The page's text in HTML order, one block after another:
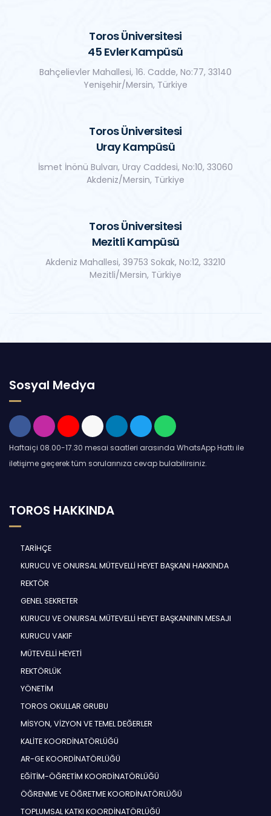
Toros Üniversitesi
45 Evler Kampüsü
Bahçelievler Mahallesi, 16. Cadde, No:77, 33140
Yenişehir/Mersin, Türkiye
Toros Üniversitesi
Uray Kampüsü
İsmet İnönü Bulvarı, Uray Caddesi, No:10, 33060
Akdeniz/Mersin, Türkiye
Toros Üniversitesi
Mezitli Kampüsü
Akdeniz Mahallesi, 39753 Sokak, No:12, 33210
Mezitli/Mersin, Türkiye
Sosyal Medya
Haftaiçi 08.00-17.30 mesai saatleri arasında WhatsApp Hattı ile
iletişime geçerek tüm sorularınıza cevap bulabilirsiniz.
TOROS HAKKINDA
TARİHÇE
KURUCU VE ONURSAL MÜTEVELLİ HEYET BAŞKANI HAKKINDA
REKTÖR
GENEL SEKRETER
KURUCU VE ONURSAL MÜTEVELLİ HEYET BAŞKANININ MESAJI
KURUCU VAKIF
MÜTEVELLİ HEYETİ
REKTÖRLÜK
YÖNETİM
TOROS OKULLAR GRUBU
MİSYON, VİZYON VE TEMEL DEĞERLER
KALİTE KOORDİNATÖRLÜĞÜ
AR-GE KOORDİNATÖRLÜĞÜ
EĞİTİM-ÖĞRETİM KOORDİNATÖRLÜĞÜ
ÖĞRENME VE ÖĞRETME KOORDİNATÖRLÜĞÜ
TOPLUMSAL KATKI KOORDİNATÖRLÜĞÜ